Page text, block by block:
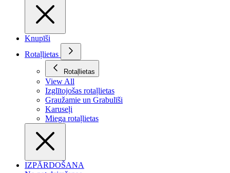
Knupīši
Rotaļlietas
Rotaļlietas
View All
Izglītojošas rotaļlietas
Graužamie un Grabulīši
Karuseļi
Miega rotaļlietas
IZPĀRDOŠANA